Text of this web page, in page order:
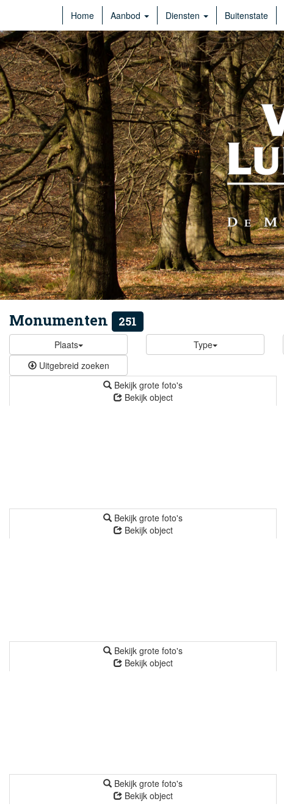
Home Aanbod Diensten Buitenstate
Monumenten 251
Plaats Type
Uitgebreid zoeken
Bekijk grote foto's
Bekijk object
Bekijk grote foto's
Bekijk object
Bekijk grote foto's
Bekijk object
Bekijk grote foto's
Bekijk object